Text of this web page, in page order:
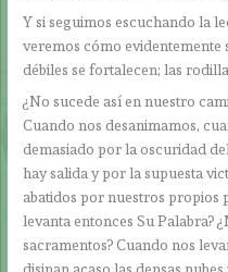
Y si seguimos escuchando la
veremos cómo evidentemente
débiles se fortalecen; las
¿No sucede así en nuestro
Cuando nos desanimamos,
demasiado por la oscuridad
hay salida y por la supuesta
abatidos por nuestros propios
levanta entonces Su Palabra?
sacramentos? Cuando nos